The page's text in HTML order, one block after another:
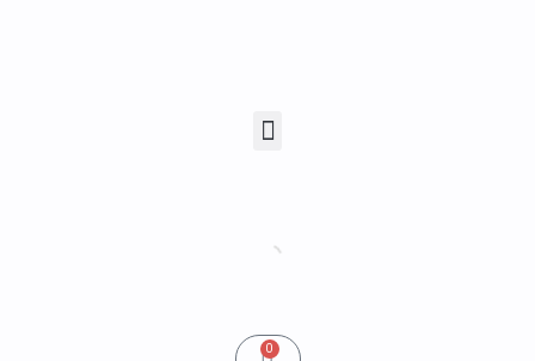
0Cart